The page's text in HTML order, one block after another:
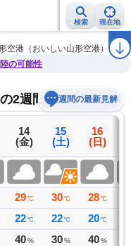
検索 現在地
報・注意報 2週間天気 ラ
空港（おいしい山形空港）
の可能性
2週間天気予報
週間の最新見解
14
(金)
29 ℃
22 ℃
40 %
15
(土)
30 ℃
22 ℃
30 %
16
(日)
28 ℃
20 ℃
40 %